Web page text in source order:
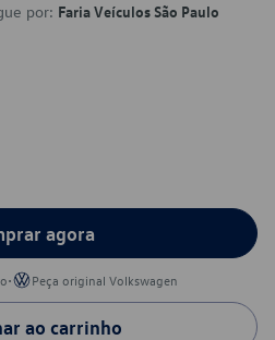
por: Faria Veículos São Paulo
agora
• Peça original Volkswagen
ao carrinho